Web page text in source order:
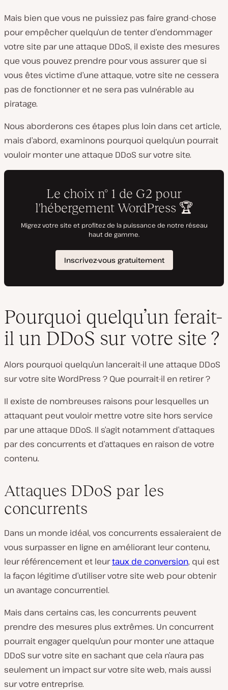
Mais bien que vous ne puissiez pas faire grand-chose
pour empêcher quelqu’un de tenter d’endommager
votre site par une attaque DDoS, il existe des mesures
que vous pouvez prendre pour vous assurer que si
vous êtes victime d’une attaque, votre site ne cessera
pas de fonctionner et ne sera pas vulnérable au
piratage.
Nous aborderons ces étapes plus loin dans cet article,
mais d’abord, examinons pourquoi quelqu’un pourrait
vouloir monter une attaque DDoS sur votre site.
Pourquoi quelqu’un ferait-
il un DDoS sur votre site ?
Alors pourquoi quelqu’un lancerait-il une attaque DDoS
sur votre site WordPress ? Que pourrait-il en retirer ?
Il existe de nombreuses raisons pour lesquelles un
attaquant peut vouloir mettre votre site hors service
par une attaque DDoS. Il s’agit notamment d’attaques
par des concurrents et d’attaques en raison de votre
contenu.
Attaques DDoS par les
concurrents
Dans un monde idéal, vos concurrents essaieraient de
vous surpasser en ligne en améliorant leur contenu,
leur référencement et leurtaux de conversion, qui est
la façon légitime d’utiliser votre site web pour obtenir
un avantage concurrentiel.
Mais dans certains cas, les concurrents peuvent
prendre des mesures plus extrêmes. Un concurrent
pourrait engager quelqu’un pour monter une attaque
DDoS sur votre site en sachant que cela n’aura pas
seulement un impact sur votre site web, mais aussi
sur votre entreprise.